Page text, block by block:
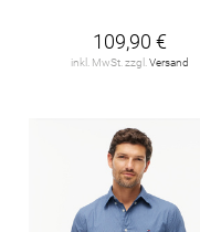
109,90 €
inkl. MwSt. zzgl.Versand